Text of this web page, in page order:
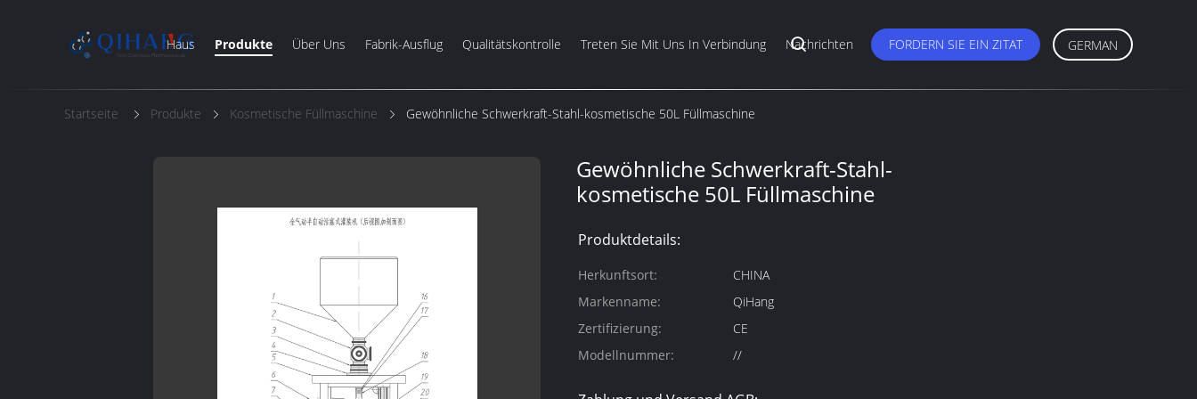
Haus Produkte Über Uns Fabrik-Ausflug Qualitätskontrolle Treten Sie Mit Uns In Verbindung Nachrichten FORDERN SIE EIN ZITAT GERMAN
Startseite Produkte Kosmetische Füllmaschine Gewöhnliche Schwerkraft-Stahl-kosmetische 50L Füllmaschine
Gewöhnliche Schwerkraft-Stahl-
kosmetische 50L Füllmaschine
Produktdetails:
Herkunftsort:
CHINA
Markenname:
QiHang
Zertifizierung:
CE
Modellnummer:
//